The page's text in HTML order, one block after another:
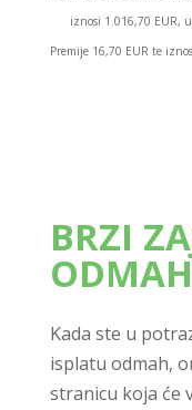
iznosi 1.016,70 EUR,
Premije 16,70 EUR te
BRZI
ODMAH
Kada ste u
isplatu odmah,
stranicu koja će